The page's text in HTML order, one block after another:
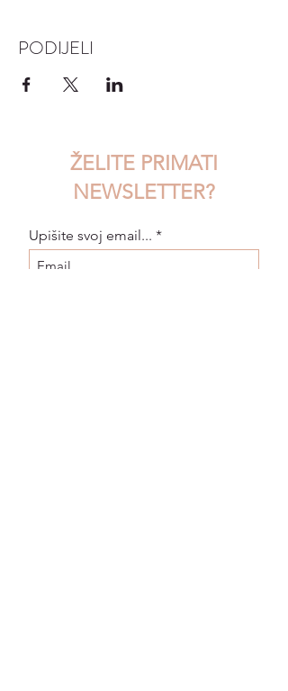
PODIJELI
ŽELITE PRIMATI
NEWSLETTER?
Upišite svoj email...